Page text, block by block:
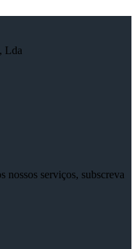
Lda
nossos serviços, subscreva